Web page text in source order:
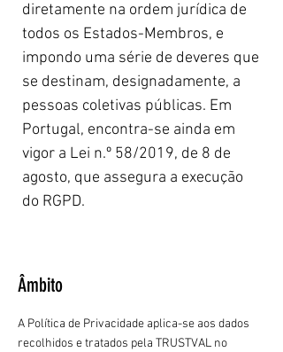
diretamente na ordem jurídica de
todos os Estados-Membros, e
impondo uma série de deveres que
se destinam, designadamente, a
pessoas coletivas públicas. Em
Portugal, encontra-se ainda em
vigor a Lei n.º 58/2019, de 8 de
agosto, que assegura a execução
do RGPD.
Âmbito
A Política de Privacidade aplica-se aos dados
recolhidos e tratados pela TRUSTVAL no